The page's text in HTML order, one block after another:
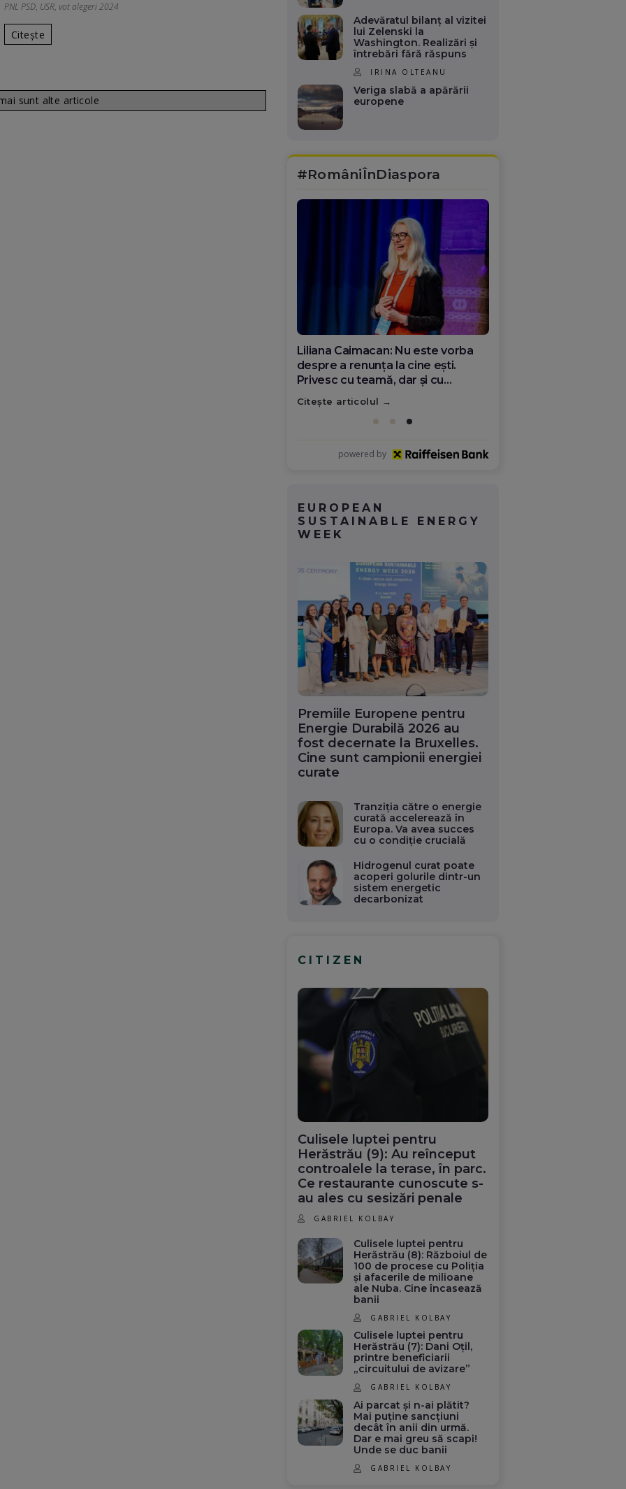
PNL PSD, USR, vot alegeri 2024
Citește
sunt alte articole
Adevăratul bilanț al vizitei
lui Zelenski la
Washington. Realizări și
întrebări fără răspuns
IRINA OLTEANU
Veriga slabă a apărării
europene
#RomâniÎnDiaspora
Diana Olar, românca de la Google
care demonstrează că diaspora
poate schimba România
Citește articolul
powered by
EUROPEAN
SUSTAINABLE ENERGY
WEEK
Premiile Europene pentru
Energie Durabilă 2026 au
fost decernate la Bruxelles.
Cine sunt campionii energiei
curate
Tranziția către o energie
curată accelerează în
Europa. Va avea succes
cu o condiție crucială
Hidrogenul curat poate
acoperi golurile dintr-un
sistem energetic
decarbonizat
CITIZEN
Culisele luptei pentru
Herăstrău (9): Au reînceput
controalele la terase, în parc.
Ce restaurante cunoscute s-
au ales cu sesizări penale
GABRIEL KOLBAY
Culisele luptei pentru
Herăstrău (8): Războiul de
100 de procese cu Poliția
și afacerile de milioane
ale Nuba. Cine încasează
banii
GABRIEL KOLBAY
Culisele luptei pentru
Herăstrău (7): Dani Oțil,
printre beneficiarii
„circuitului de avizare”
GABRIEL KOLBAY
Ai parcat și n-ai plătit?
Mai puține sancțiuni
decât în anii din urmă.
Dar e mai greu să scapi!
Unde se duc banii
GABRIEL KOLBAY